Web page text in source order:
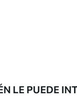
LE PUEDE